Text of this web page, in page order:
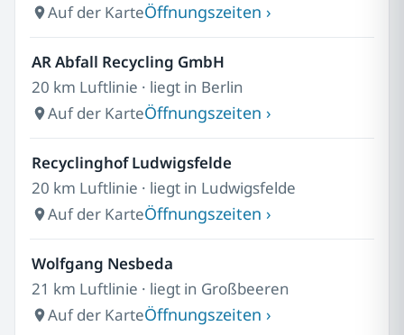
Auf der KarteÖffnungszeiten ›
AR Abfall Recycling GmbH
20 km Luftlinie · liegt in Berlin
Auf der KarteÖffnungszeiten ›
Recyclinghof Ludwigsfelde
20 km Luftlinie · liegt in Ludwigsfelde
Auf der KarteÖffnungszeiten ›
Wolfgang Nesbeda
21 km Luftlinie · liegt in Großbeeren
Auf der KarteÖffnungszeiten ›